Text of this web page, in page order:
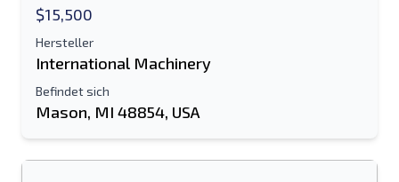
$15,500
Hersteller
International Machinery
Befindet sich
Mason, MI 48854, USA